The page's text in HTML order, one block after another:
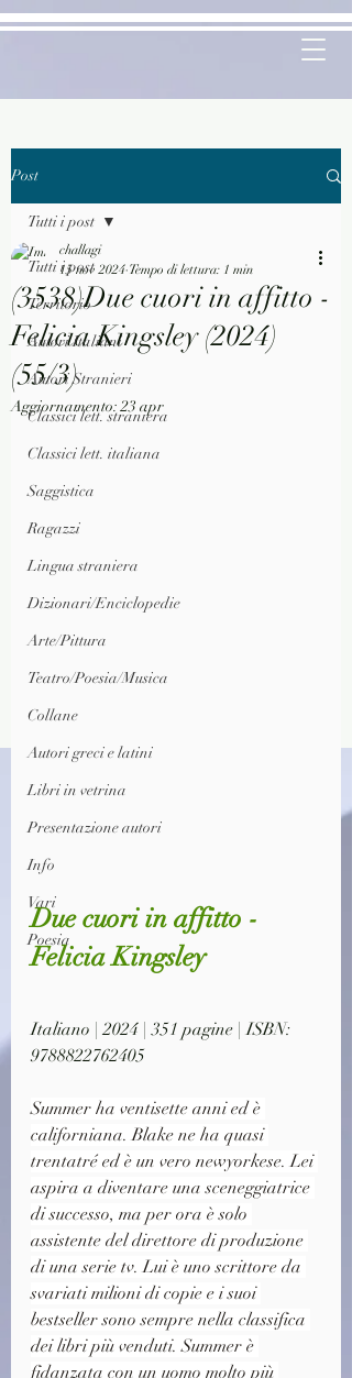
Post
Tutti i post
Territorio
Autori Italiani
Autori Stranieri
Classici lett. straniera
Classici lett. italiana
Saggistica
Ragazzi
Lingua straniera
Dizionari/Enciclopedie
Arte/Pittura
Teatro/Poesia/Musica
Collane
Autori greci e latini
Libri in vetrina
Presentazione autori
Info
Vari
Poesia
Tutti i post
(3538)Due cuori in affitto -
Felicia Kingsley (2024)
(55/3)
challagi
15 nov 2024 Tempo di lettura: 1 min
Aggiornamento:23 apr
Due cuori in affitto -
Felicia Kingsley
Italiano | 2024 | 351 pagine | ISBN:
9788822762405
Summer ha ventisette anni ed è
californiana. Blake ne ha quasi
trentatré ed è un vero newyorkese. Lei
aspira a diventare una sceneggiatrice
di successo, ma per ora è solo
assistente del direttore di produzione
di una serie tv. Lui è uno scrittore da
svariati milioni di copie e i suoi
bestseller sono sempre nella classifica
dei libri più venduti. Summer è
fidanzata con un uomo molto più